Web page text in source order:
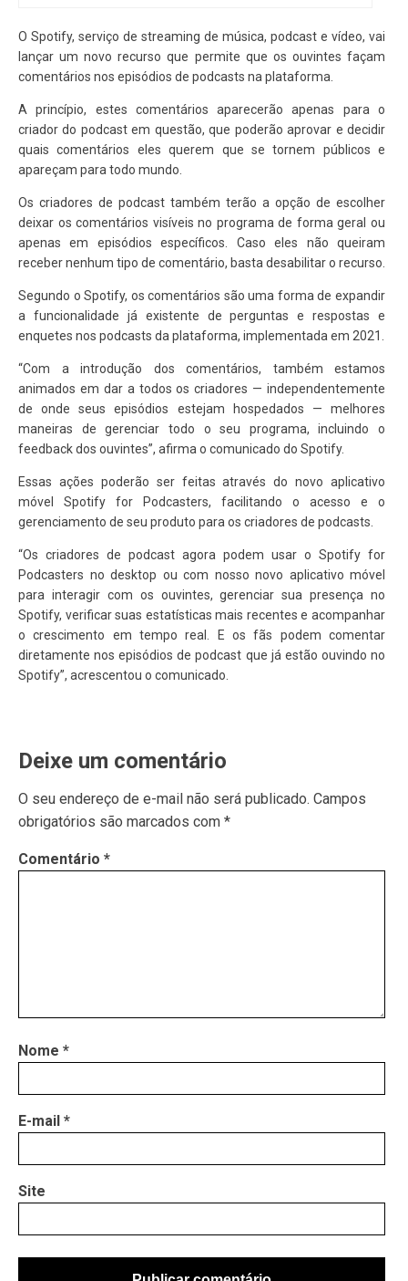
O Spotify, serviço de streaming de música, podcast e vídeo, vai
lançar um novo recurso que permite que os ouvintes façam
comentários nos episódios de podcasts na plataforma.
A princípio, estes comentários aparecerão apenas para o
criador do podcast em questão, que poderão aprovar e decidir
quais comentários eles querem que se tornem públicos e
apareçam para todo mundo.
Os criadores de podcast também terão a opção de escolher
deixar os comentários visíveis no programa de forma geral ou
apenas em episódios específicos. Caso eles não queiram
receber nenhum tipo de comentário, basta desabilitar o recurso.
Segundo o Spotify, os comentários são uma forma de expandir
a funcionalidade já existente de perguntas e respostas e
enquetes nos podcasts da plataforma, implementada em 2021.
“Com a introdução dos comentários, também estamos
animados em dar a todos os criadores — independentemente
de onde seus episódios estejam hospedados — melhores
maneiras de gerenciar todo o seu programa, incluindo o
feedback dos ouvintes”, afirma o comunicado do Spotify.
Essas ações poderão ser feitas através do novo aplicativo
móvel Spotify for Podcasters, facilitando o acesso e o
gerenciamento de seu produto para os criadores de podcasts.
“Os criadores de podcast agora podem usar o Spotify for
Podcasters no desktop ou com nosso novo aplicativo móvel
para interagir com os ouvintes, gerenciar sua presença no
Spotify, verificar suas estatísticas mais recentes e acompanhar
o crescimento em tempo real. E os fãs podem comentar
diretamente nos episódios de podcast que já estão ouvindo no
Spotify”, acrescentou o comunicado.
Deixe um comentário
O seu endereço de e-mail não será publicado. Campos
obrigatórios são marcados com *
Comentário *
Nome *
E-mail *
Site